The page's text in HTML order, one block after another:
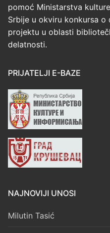
pomoć Ministarstva
Srbije u okviru konkursa o
projektu u oblasti
delatnosti.
PRIJATELJI E-BAZE
NAJNOVIJI UNOSI
Milutin Tasić